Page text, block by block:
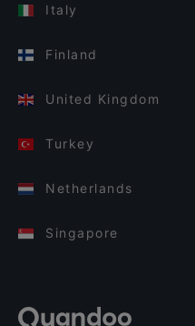
Italy
Finland
United Kingdom
Turkey
Netherlands
Singapore